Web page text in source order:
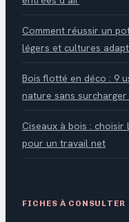
Comment réussir un
légers et cultures
Bois flotté en déco : 9
nature sans surcharger
Ciseaux à bois : choisir
pour un travail net
FICHES À CONSULTER